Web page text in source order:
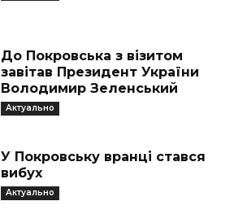
До Покровська з візитом
завітав Президент України
Володимир Зеленський
Актуально
У Покровську вранці стався
вибух
Актуально